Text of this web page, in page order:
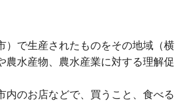
）で生産されたものをその地域（横
水産物、農水産業に対する理解促
のお店などで、買うこと、食べる